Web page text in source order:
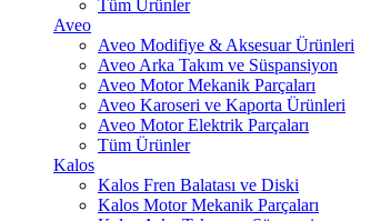
Tüm Ürünler
Aveo
Aveo Modifiye & Aksesuar Ürünleri
Aveo Arka Takım ve Süspansiyon
Aveo Motor Mekanik Parçaları
Aveo Karoseri ve Kaporta Ürünleri
Aveo Motor Elektrik Parçaları
Tüm Ürünler
Kalos
Kalos Fren Balatası ve Diski
Kalos Motor Mekanik Parçaları